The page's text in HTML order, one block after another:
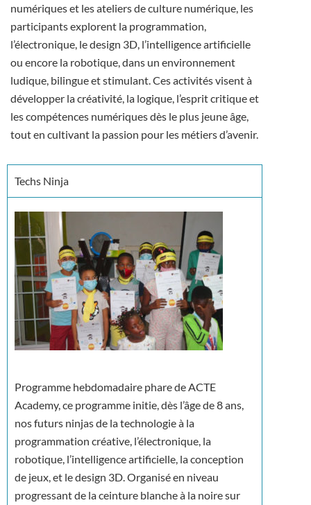
numériques et les ateliers de culture numérique, les
participants explorent la programmation,
l’électronique, le design 3D, l’intelligence artificielle
ou encore la robotique, dans un environnement
ludique, bilingue et stimulant. Ces activités visent à
développer la créativité, la logique, l’esprit critique et
les compétences numériques dès le plus jeune âge,
tout en cultivant la passion pour les métiers d’avenir.
Techs Ninja
Programme hebdomadaire phare de ACTE
Academy, ce programme initie, dès l’âge de 8 ans,
nos futurs ninjas de la technologie à la
programmation créative, l’électronique, la
robotique, l’intelligence artificielle, la conception
de jeux, et le design 3D. Organisé en niveau
progressant de la ceinture blanche à la noire sur